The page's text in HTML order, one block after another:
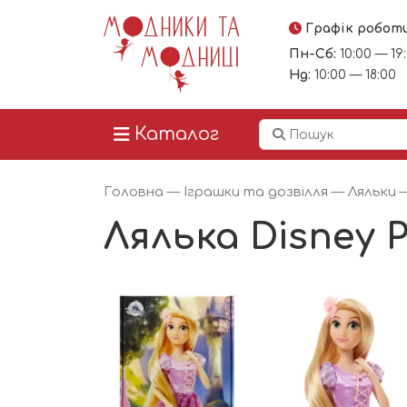
Графік
Пн-Сб: 10:00 —
Нд: 10:00 — 18:00
Каталог
Головна — Іграшки та дозвілля —Ляльки
Лялька Disney